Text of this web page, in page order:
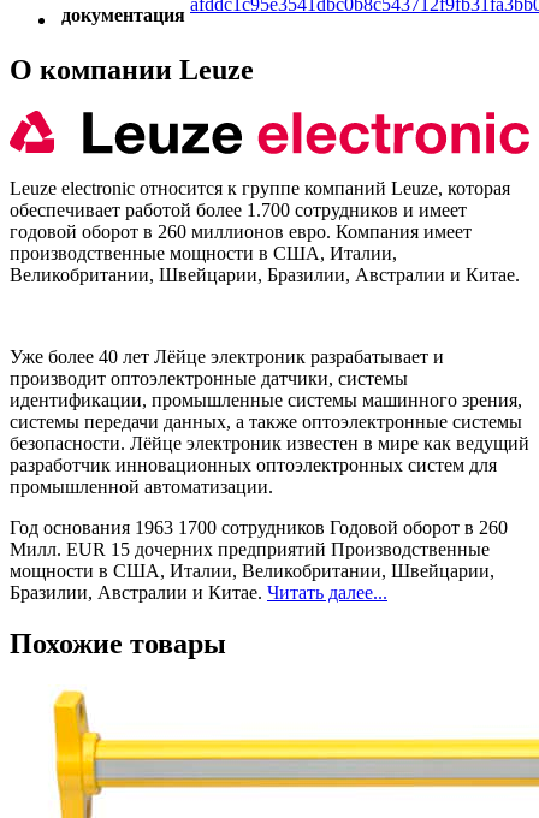
документация
О компании Leuze
Leuze electronic относится к группе компаний Leuze, которая
обеспечивает работой более 1.700 сотрудников и имеет
годовой оборот в 260 миллионов евро. Компания имеет
производственные мощности в США, Италии,
Великобритании, Швейцарии, Бразилии, Австралии и Китае.
Уже более 40 лет Лёйце электроник разрабатывает и
производит оптоэлектронные датчики, системы
идентификации, промышленные системы машинного зрения,
системы передачи данных, а также оптоэлектронные системы
безопасности. Лёйце электроник известен в мире как ведущий
разработчик инновационных оптоэлектронных систем для
промышленной автоматизации.
Год основания 1963 1700 сотрудников Годовой оборот в 260
Милл. EUR 15 дочерних предприятий Производственные
мощности в США, Италии, Великобритании, Швейцарии,
Бразилии, Австралии и Китае. Читать далее...
Похожие товары